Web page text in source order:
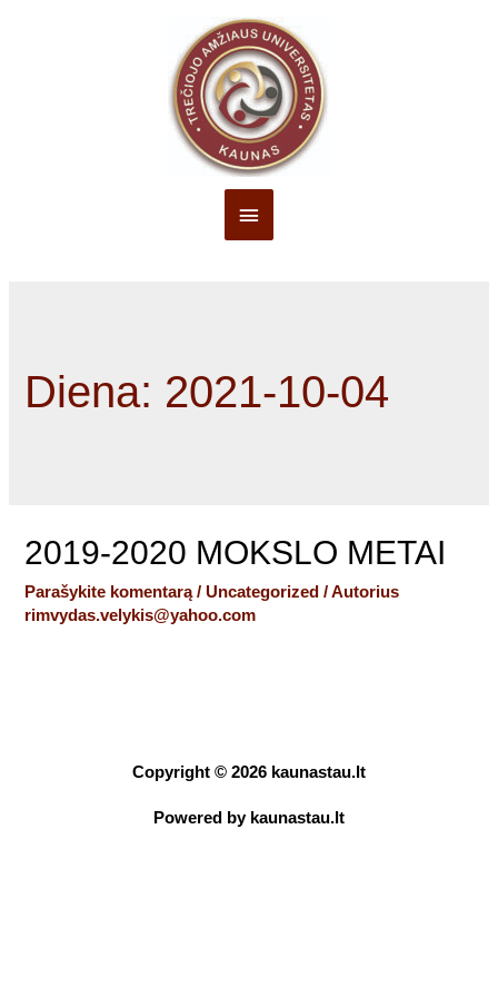
Pagrindinis
Diena: 2021-10-04
2019-2020 MOKSLO METAI
Parašykite komentarą /Uncategorized / Autorius
rimvydas.velykis@yahoo.com
Copyright © 2026 kaunastau.lt
Powered by kaunastau.lt